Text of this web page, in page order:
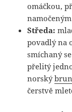
omáčkou,
Středa:
povadlý na
smíchaný
přelitý
norský
čerstvě